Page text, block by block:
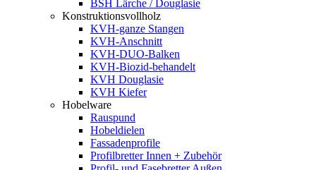
BSH Lärche / Douglasie
Konstruktionsvollholz
KVH-ganze Stangen
KVH-Anschnitt
KVH-DUO-Balken
KVH-Biozid-behandelt
KVH Douglasie
KVH Kiefer
Hobelware
Rauspund
Hobeldielen
Fassadenprofile
Profilbretter Innen + Zubehör